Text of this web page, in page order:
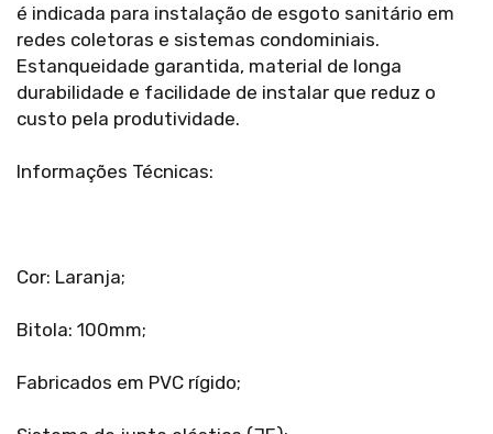
é indicada para instalação de esgoto sanitário em
redes coletoras e sistemas condominiais.
Estanqueidade garantida, material de longa
durabilidade e facilidade de instalar que reduz o
custo pela produtividade.
Informações Técnicas:
Cor: Laranja;
Bitola: 100mm;
Fabricados em PVC rígido;